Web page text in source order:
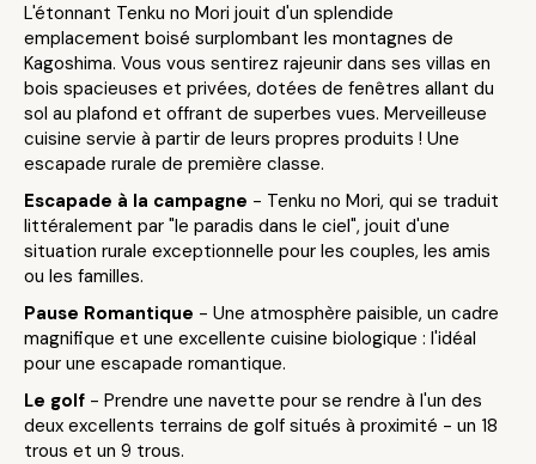
L'étonnant Tenku no Mori jouit d'un splendide
emplacement boisé surplombant les montagnes de
Kagoshima. Vous vous sentirez rajeunir dans ses villas en
bois spacieuses et privées, dotées de fenêtres allant du
sol au plafond et offrant de superbes vues. Merveilleuse
cuisine servie à partir de leurs propres produits ! Une
escapade rurale de première classe.
Escapade à la campagne - Tenku no Mori, qui se traduit
littéralement par "le paradis dans le ciel", jouit d'une
situation rurale exceptionnelle pour les couples, les amis
ou les familles.
Pause Romantique - Une atmosphère paisible, un cadre
magnifique et une excellente cuisine biologique : l'idéal
pour une escapade romantique.
Le golf - Prendre une navette pour se rendre à l'un des
deux excellents terrains de golf situés à proximité - un 18
trous et un 9 trous.